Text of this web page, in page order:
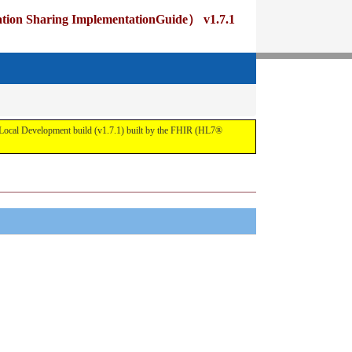
Sharing ImplementationGuide） v1.7.1
Development build (v1.7.1) built by the FHIR (HL7®